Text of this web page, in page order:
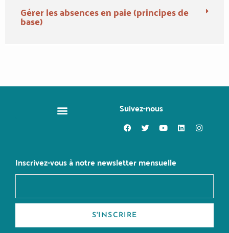
Gérer les absences en paie (principes de
base)
Suivez-nous
Inscrivez-vous à notre newsletter mensuelle
S'INSCRIRE